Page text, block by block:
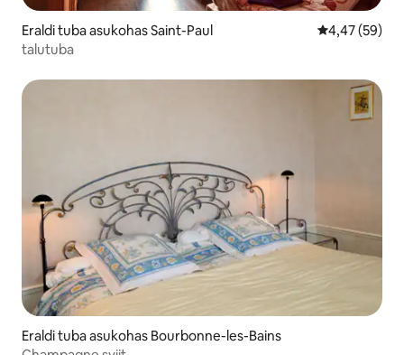
Eraldi tuba asukohas Saint-Paul Keskmine
4,47 (59)
talutuba
Eraldi tuba asukohas Bourbonne-les-Bains